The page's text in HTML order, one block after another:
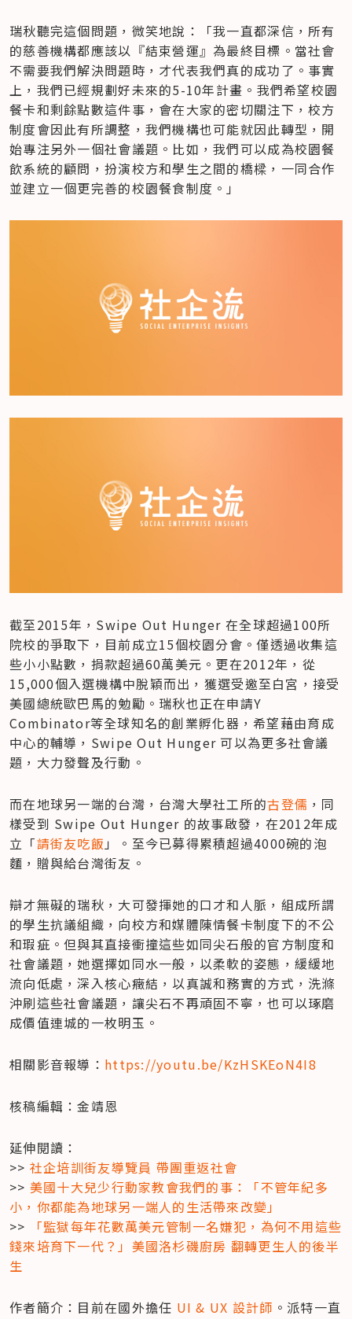
瑞秋聽完這個問題，微笑地說：「我一直都深信，所有
的慈善機構都應該以『結束營運』為最終目標。當社會
不需要我們解決問題時，才代表我們真的成功了。事實
上，我們已經規劃好未來的5-10年計畫。我們希望校園
餐卡和剩餘點數這件事，會在大家的密切關注下，校方
制度會因此有所調整，我們機構也可能就因此轉型，開
始專注另外一個社會議題。比如，我們可以成為校園餐
飲系統的顧問，扮演校方和學生之間的橋樑，一同合作
並建立一個更完善的校園餐食制度。」
截至2015年，Swipe Out Hunger 在全球超過100所
院校的爭取下，目前成立15個校園分會。僅透過收集這
些小小點數，捐款超過60萬美元。更在2012年，從
15,000個入選機構中脫穎而出，獲選受邀至白宮，接受
美國總統歐巴馬的勉勵。瑞秋也正在申請Y
Combinator等全球知名的創業孵化器，希望藉由育成
中心的輔導，Swipe Out Hunger 可以為更多社會議
題，大力發聲及行動。
而在地球另一端的台灣，台灣大學社工所的古登儒 ，同
樣受到 Swipe Out Hunger 的故事啟發，在2012年成
立「請街友吃飯 」。至今已募得累積超過4000碗的泡
麵，贈與給台灣街友。
辯才無礙的瑞秋，大可發揮她的口才和人脈，組成所謂
的學生抗議組織，向校方和媒體陳情餐卡制度下的不公
和瑕疵。但與其直接衝撞這些如同尖石般的官方制度和
社會議題，她選擇如同水一般，以柔軟的姿態，緩緩地
流向低處，深入核心癥結，以真誠和務實的方式，洗滌
沖刷這些社會議題，讓尖石不再頑固不寧，也可以琢磨
成價值連城的一枚明玉。
相關影音報導： https://youtu.be/KzHSKEoN4I8
核稿編輯：金靖恩
延伸閱讀：
>> 社企培訓街友導覽員 帶團重返社會
>> 美國十大兒少行動家教會我們的事：「不管年紀多
小，你都能為地球另一端人的生活帶來改變」
>>
「監獄每年花數萬美元管制一名嫌犯，為何不用這些
錢來培育下一代？」美國洛杉磯廚房 翻轉更生人的後半
生
作者簡介：目前在國外擔任 UI & UX 設計師 。派特一直